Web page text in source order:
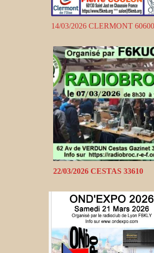
14/03/2026 CLERMONT 60600
22/03/2026 CESTAS 33610